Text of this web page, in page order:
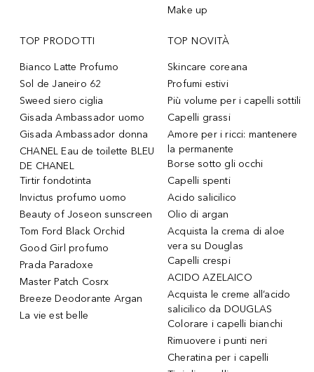
Make up
TOP PRODOTTI
Bianco Latte Profumo
Sol de Janeiro 62
Sweed siero ciglia
Gisada Ambassador uomo
Gisada Ambassador donna
CHANEL Eau de toilette BLEU
DE CHANEL
Tirtir fondotinta
Invictus profumo uomo
Beauty of Joseon sunscreen
Tom Ford Black Orchid
Good Girl profumo
Prada Paradoxe
Master Patch Cosrx
Breeze Deodorante Argan
La vie est belle
TOP NOVITÀ
Skincare coreana
Profumi estivi
Più volume per i capelli sottili
Capelli grassi
Amore per i ricci: mantenere
la permanente
Borse sotto gli occhi
Capelli spenti
Acido salicilico
Olio di argan
Acquista la crema di aloe
vera su Douglas
Capelli crespi
ACIDO AZELAICO
Acquista le creme all’acido
salicilico da DOUGLAS
Colorare i capelli bianchi
Rimuovere i punti neri
Cheratina per i capelli